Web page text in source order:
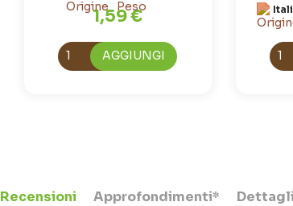
1,59 €
AGGIUNGI
Recensioni Approfondimenti*